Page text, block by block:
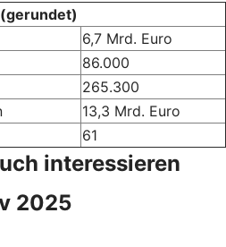
6,7 Mrd. Euro
86.000
265.300
13,3 Mrd. Euro
61
interessieren
2025